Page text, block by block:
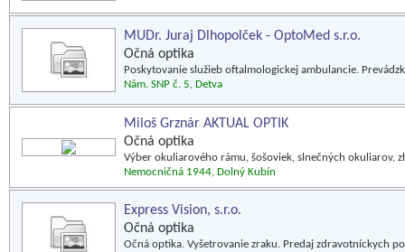
MUDr. Juraj Dlhopolček - OptoMed s.r.o.
Očná optika
Poskytovanie služieb oftalmologickej ambulancie.
Nám. SNP č. 5, Detva
Miloš Grznár AKTUAL OPTIK
Očná optika
Výber okuliarového rámu, šošoviek, slnečných okuliarov,
Nemocničná 1944, Dolný Kubín
Express Vision, s.r.o.
Očná optika
Očná optika. Vyšetrovanie zraku. Predaj zdravotníckych